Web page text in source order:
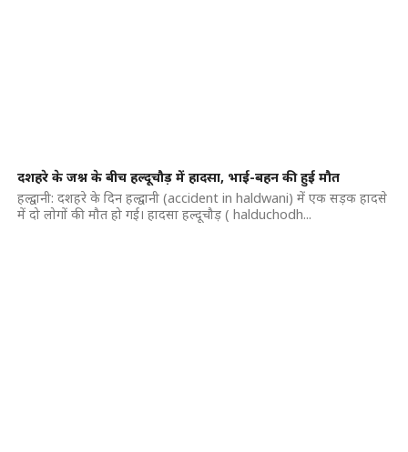
दशहरे के जश्न के बीच हल्दूचौड़ में हादसा, भाई-बहन की हुई मौत
हल्द्वानी: दशहरे के दिन हल्द्वानी (accident in haldwani) में एक सड़क हादसे
में दो लोगों की मौत हो गई। हादसा हल्दूचौड़ ( halduchodh...